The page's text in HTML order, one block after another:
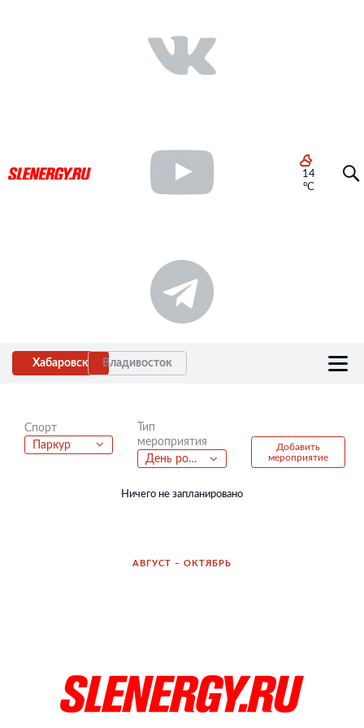
14
°C
Хабаровск Владивосток
Спорт
Паркур
Тип
мероприятия
День рождения
Добавить
мероприятие
Ничего не запланировано
АВГУСТ – ОКТЯБРЬ